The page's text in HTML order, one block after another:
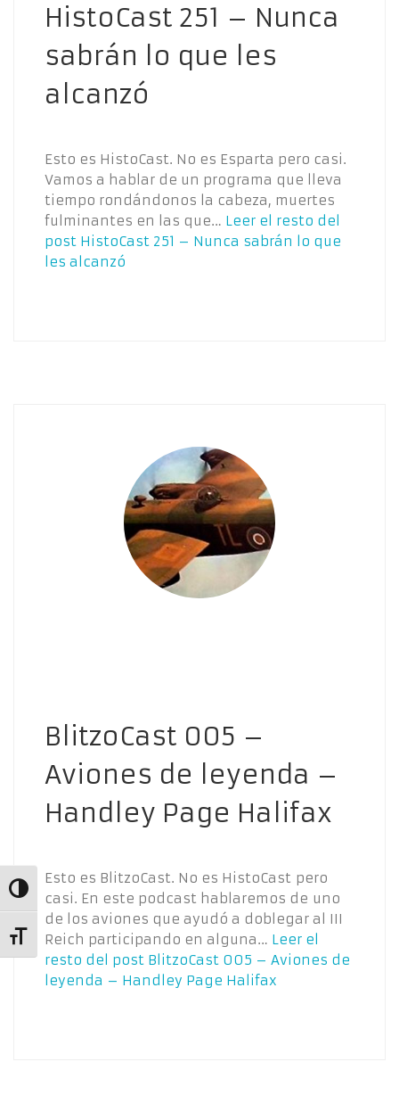
Alternar alto contraste
Alternar tamaño de letra
HistoCast 251 – Nunca
sabrán lo que les
alcanzó
Esto es HistoCast. No es Esparta pero casi.
Vamos a hablar de un programa que lleva
tiempo rondándonos la cabeza, muertes
fulminantes en las que… Leer el resto del
post HistoCast 251 – Nunca sabrán lo que
les alcanzó
BlitzoCast 005 –
Aviones de leyenda –
Handley Page Halifax
Esto es BlitzoCast. No es HistoCast pero
casi. En este podcast hablaremos de uno
de los aviones que ayudó a doblegar al III
Reich participando en alguna… Leer el
resto del post BlitzoCast 005 – Aviones de
leyenda – Handley Page Halifax